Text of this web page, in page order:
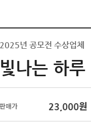
2025년 공모전 수상업체
빛나는 하
판매가 23,000원